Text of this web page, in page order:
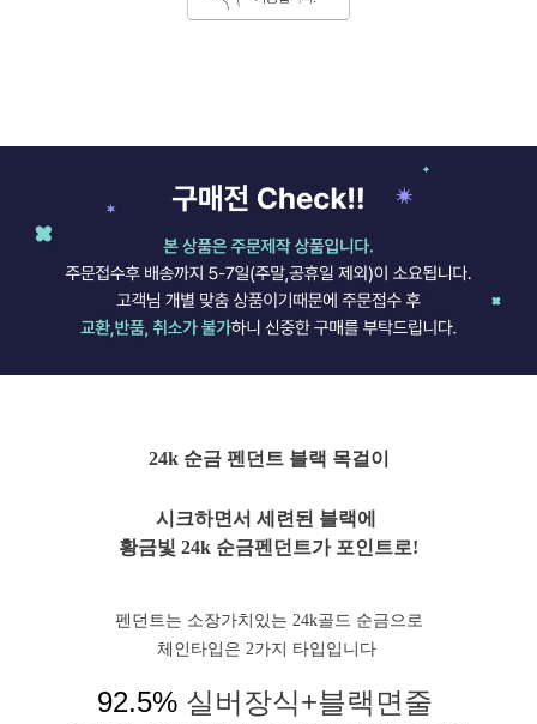
24k 순금 펜던트 블랙 목걸이
시크하면서 세련된 블랙에
황금빛 24k 순금펜던트가 포인트로!
펜던트는 소장가치있는 24k골드 순금으로
체인타입은 2가지 타입입니다
92.5% 실버장식+블랙면줄